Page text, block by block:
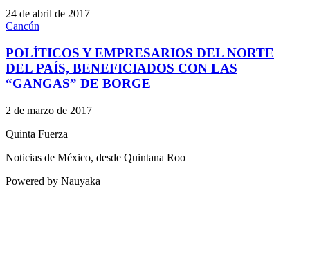
24 de abril de 2017
Cancún
POLÍTICOS Y EMPRESARIOS DEL NORTE
DEL PAÍS, BENEFICIADOS CON LAS
“GANGAS” DE BORGE
2 de marzo de 2017
Quinta Fuerza
Noticias de México, desde Quintana Roo
Powered by Nauyaka